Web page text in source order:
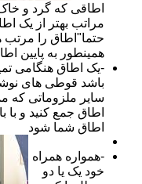
اطاقی که گرد و
مراتب بهتر از یک
حتما"اطاق را
همینطور به پایین
-یک اطاق هنگامی
باشد قوطی های
سایر ملزوماتی که
اطاق جمع کنید و با
اطاق شما شود
-همواره همراه
خود یک یا دو